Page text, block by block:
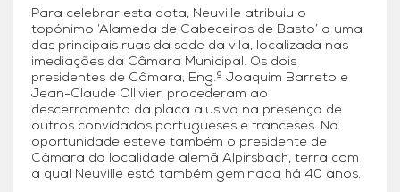
Para celebrar esta data, Neuville atribuiu o
topónimo ‘Alameda de Cabeceiras de Basto’ a uma
das principais ruas da sede da vila, localizada nas
imediações da Câmara Municipal. Os dois
presidentes de Câmara, Eng.º Joaquim Barreto e
Jean-Claude Ollivier, procederam ao
descerramento da placa alusiva na presença de
outros convidados portugueses e franceses. Na
oportunidade esteve também o presidente de
Câmara da localidade alemã Alpirsbach, terra com
a qual Neuville está também geminada há 40 anos.